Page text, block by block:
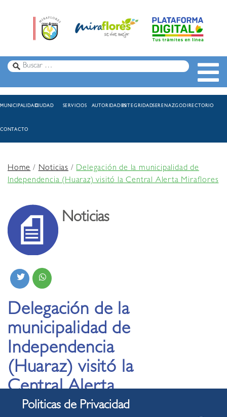
MUNICIPALIDADCIUDAD SERVICIOS AUTORIDADESINTEGRIDADSERENAZGODIRECTORIO
CONTACTO
Home/Noticias /Delegación de la municipalidad de
Independencia (Huaraz) visitó la Central Alerta Miraflores
Noticias
Delegación de la
municipalidad de
Independencia
(Huaraz) visitó la
Central Alerta
Miraflores